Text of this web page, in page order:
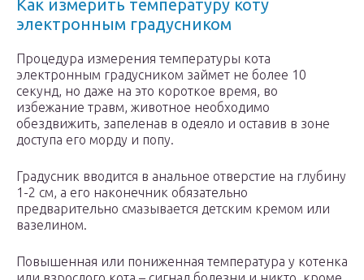
Как измерить температуру коту
электронным градусником
Процедура измерения температуры кота
электронным градусником займет не более 10
секунд, но даже на это короткое время, во
избежание травм, животное необходимо
обездвижить, запеленав в одеяло и оставив в зоне
доступа его морду и попу.
Градусник вводится в анальное отверстие на глубину
1-2 см, а его наконечник обязательно
предварительно смазывается детским кремом или
вазелином.
Повышенная или пониженная температура у котенка